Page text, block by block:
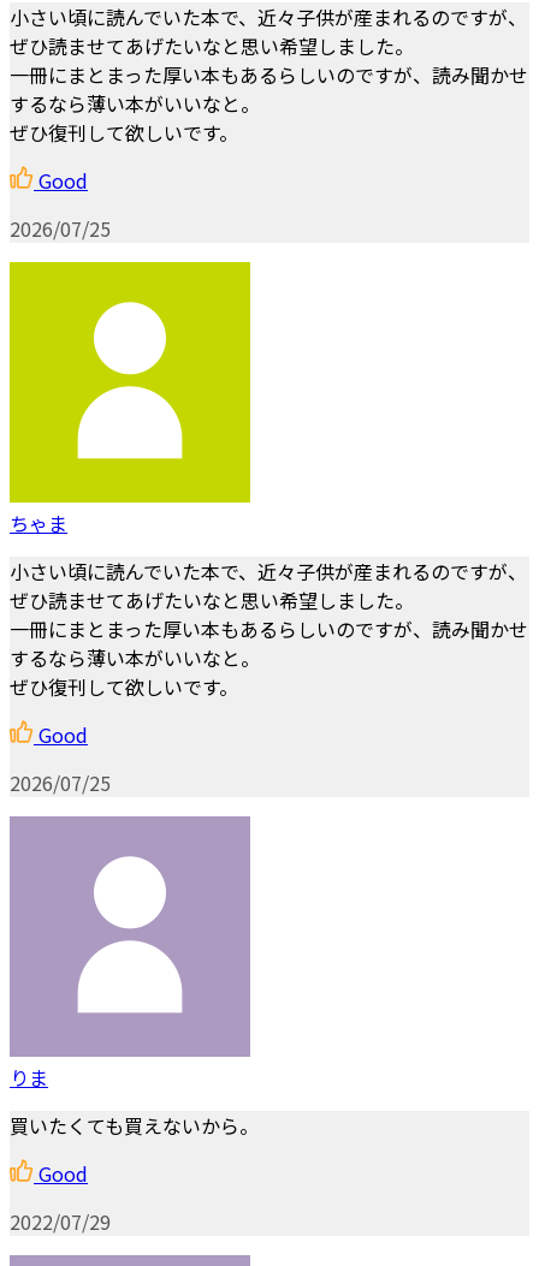
小さい頃に読んでいた本で、近々子供が産まれるのですが、
ぜひ読ませてあげたいなと思い希望しました。
一冊にまとまった厚い本もあるらしいのですが、読み聞かせ
するなら薄い本がいいなと。
ぜひ復刊して欲しいです。
Good
2026/07/25
ちゃま
小さい頃に読んでいた本で、近々子供が産まれるのですが、
ぜひ読ませてあげたいなと思い希望しました。
一冊にまとまった厚い本もあるらしいのですが、読み聞かせ
するなら薄い本がいいなと。
ぜひ復刊して欲しいです。
Good
2026/07/25
りま
買いたくても買えないから。
Good
2022/07/29